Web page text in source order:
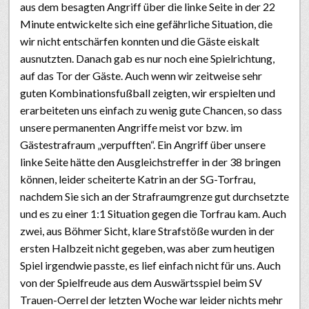
aus dem besagten Angriff über die linke Seite in der 22
Minute entwickelte sich eine gefährliche Situation, die
wir nicht entschärfen konnten und die Gäste eiskalt
ausnutzten. Danach gab es nur noch eine Spielrichtung,
auf das Tor der Gäste. Auch wenn wir zeitweise sehr
guten Kombinationsfußball zeigten, wir erspielten und
erarbeiteten uns einfach zu wenig gute Chancen, so dass
unsere permanenten Angriffe meist vor bzw. im
Gästestrafraum „verpufften“. Ein Angriff über unsere
linke Seite hätte den Ausgleichstreffer in der 38 bringen
können, leider scheiterte Katrin an der SG-Torfrau,
nachdem Sie sich an der Strafraumgrenze gut durchsetzte
und es zu einer 1:1 Situation gegen die Torfrau kam. Auch
zwei, aus Böhmer Sicht, klare Strafstöße wurden in der
ersten Halbzeit nicht gegeben, was aber zum heutigen
Spiel irgendwie passte, es lief einfach nicht für uns. Auch
von der Spielfreude aus dem Auswärtsspiel beim SV
Trauen-Oerrel der letzten Woche war leider nichts mehr